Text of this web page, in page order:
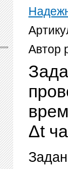
Автор
Δt